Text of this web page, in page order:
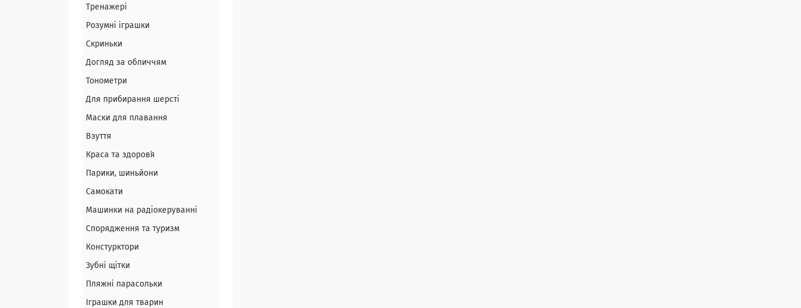
Тренажері
Розумні іграшки
Скриньки
Догляд за обличчям
Тонометри
Для прибирання шерсті
Маски для плавання
Взуття
Краса та здоровʼя
Парики, шиньйони
Самокати
Машинки на радіокеруванні
Спорядження та туризм
Констурктори
Зубні щітки
Пляжні парасольки
Іграшки для тварин